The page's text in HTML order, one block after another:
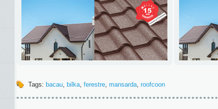
Tags: bacau, bilka, ferestre, mansarda, roofcoon